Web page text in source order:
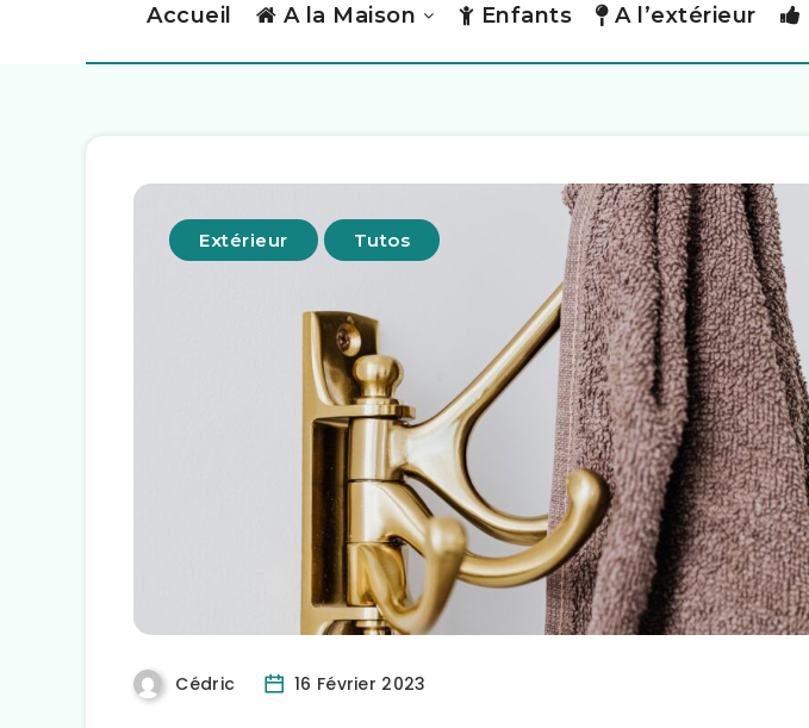
Accueil A la Maison Enfants A l’extérieur
Extérieur Tutos
Cédric 16 Février 2023